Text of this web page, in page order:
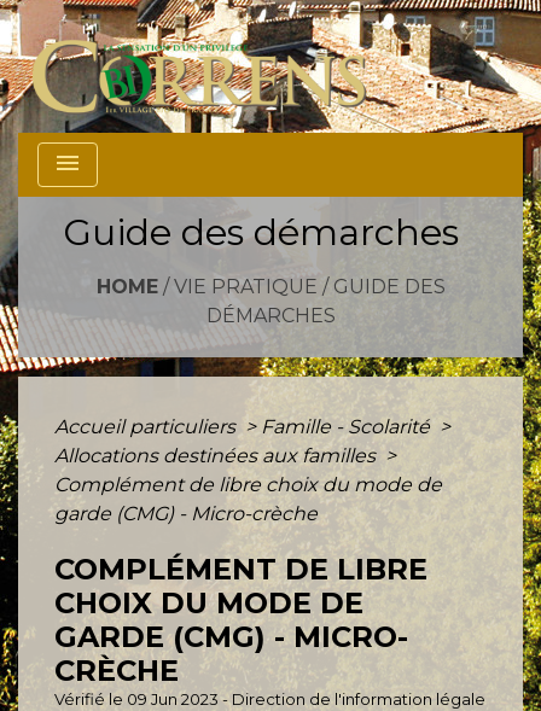
menu
Guide des démarches
HOME/ VIE PRATIQUE / GUIDE DES
DÉMARCHES
Accueil particuliers > Famille - Scolarité >
Allocations destinées aux familles >
Complément de libre choix du mode de
garde (CMG) - Micro-crèche
COMPLÉMENT DE LIBRE
CHOIX DU MODE DE
GARDE (CMG) - MICRO-
CRÈCHE
Vérifié le 09 Jun 2023 - Direction de l'information légale